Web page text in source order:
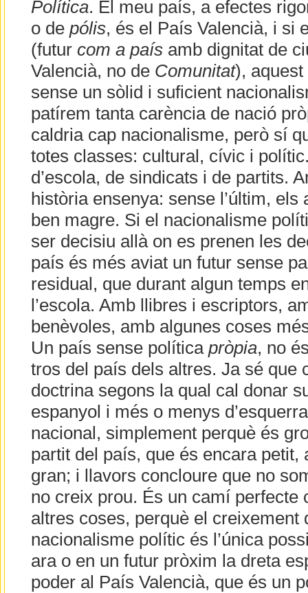
Política. El meu país, a efectes
o de pólis, és el País Valencià, i si
(futur com a paísamb dignitat de
Valencià, no de Comunitat),
sense un sòlid i suficient
patírem tanta carència de nació
caldria cap nacionalisme, però sí
totes classes: cultural, cívic i
d’escola, de sindicats i de partits.
història ensenya: sense l’últim, els
ben magre. Si el nacionalisme
ser decisiu allà on es prenen les
país és més aviat un futur sense
residual, que durant algun temps
l’escola. Amb llibres i escriptors,
benèvoles, amb algunes coses
Un país sense política pròpia, no
tros del país dels altres. Ja sé que
doctrina segons la qual cal donar
espanyol i més o menys
nacional, simplement perquè és
partit del país, que és encara petit,
gran; i llavors concloure que no
no creix prou. És un camí perfecte
altres coses, perquè el creixement
nacionalisme polític és l’única
ara o en un futur pròxim la dreta
poder al País Valencià, que és un